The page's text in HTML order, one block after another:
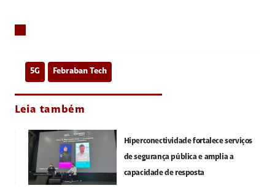
5G Febraban Tech
Leia também
Hiperconectividade fortalece serviços
de segurança pública e amplia a
capacidade de resposta